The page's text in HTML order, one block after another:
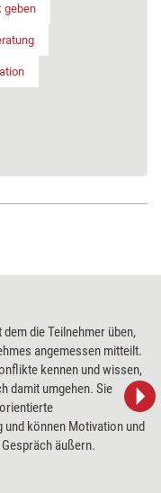
geben
dem die Teilnehmer üben,
angemessen mitteilt.
kennen und wissen,
damit umgehen. Sie
und können Motivation und
äußern.